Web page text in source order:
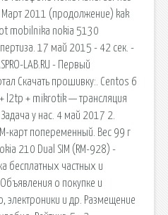
Март 2011 (продолжение) kak
mobilnika nokia 5130
17 май 2015 - 42 сек. -
LAB.RU - Первый
Скачать прошивку:. Centos 6
l2tp + mikrotik — трансляция
у нас. 4 май 2017 2.
карт попеременный. Вес 99 г
210 Dual SIM (RM-928) -
бесплатных частных и
о покупке и
электроники и др. Размещение